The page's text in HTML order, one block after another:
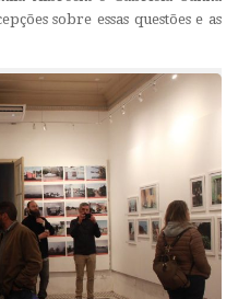
sobre essas questões e as